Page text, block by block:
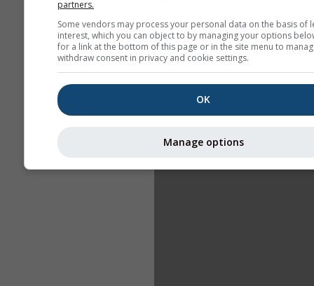
partners.
Some vendors may process your personal data on the basis of
interest, which you can object to by managing your options
for a link at the bottom of this page or in the site menu to
withdraw consent in privacy and cookie settings.
OK
Manage options